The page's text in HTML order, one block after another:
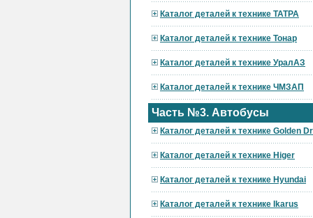
Каталог деталей к технике ТАТРА
Каталог деталей к технике Тонар
Каталог деталей к технике УралАЗ
Каталог деталей к технике ЧМЗАП
Часть №3. Автобусы
Каталог деталей к технике Golden
Каталог деталей к технике Higer
Каталог деталей к технике Hyundai
Каталог деталей к технике Ikarus